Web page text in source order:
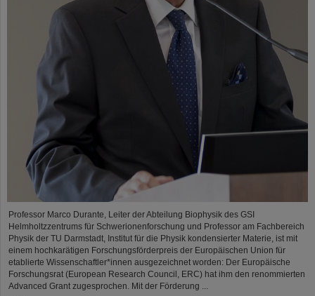
Professor Marco Durante, Leiter der Abteilung Biophysik des GSI
Helmholtzzentrums für Schwerionenforschung und Professor am Fachbereich
Physik der TU Darmstadt, Institut für die Physik kondensierter Materie, ist mit
einem hochkarätigen Forschungsförderpreis der Europäischen Union für
etablierte Wissenschaftler*innen ausgezeichnet worden: Der Europäische
Forschungsrat (European Research Council, ERC) hat ihm den renommierten
Advanced Grant zugesprochen. Mit der Förderung ...